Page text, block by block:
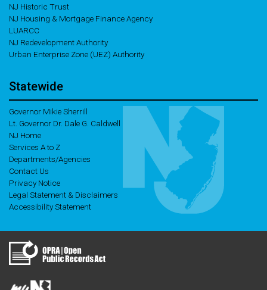
NJ Historic Trust
NJ Housing & Mortgage Finance Agency
LUARCC
NJ Redevelopment Authority
Urban Enterprise Zone (UEZ) Authority
Statewide
Governor Mikie Sherrill
Lt. Governor Dr. Dale G. Caldwell
NJ Home
Services A to Z
Departments/Agencies
Contact Us
Privacy Notice
Legal Statement & Disclaimers
Accessibility Statement